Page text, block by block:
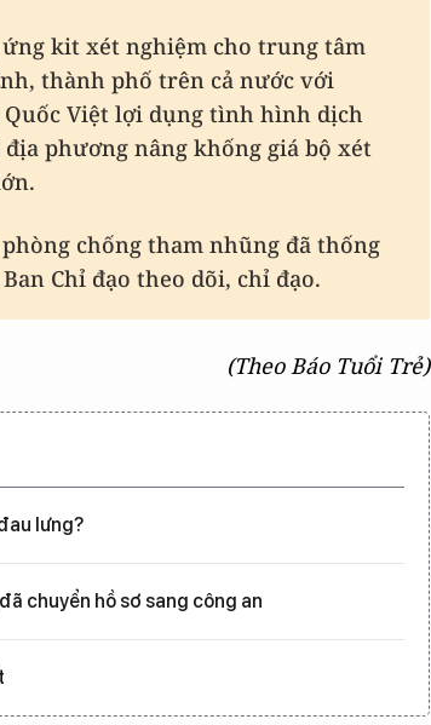
kit xét nghiệm cho trung tâm
thành phố trên cả nước với
Quốc Việt lợi dụng tình hình dịch
địa phương nâng khống giá bộ xét
chống tham nhũng đã thống
Chỉ đạo theo dõi, chỉ đạo.
(Theo Báo Tuổi Trẻ)
lưng?
chuyển hồ sơ sang công an